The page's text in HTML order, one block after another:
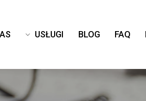
USŁUGI BLOG FAQ